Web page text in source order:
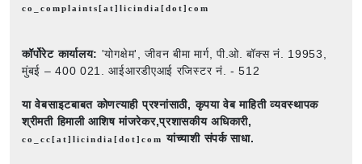
co_complaints[at]licindia[dot]com
कॉर्पोरेट कार्यालय: 'योगक्षेम', जीवन बीमा मार्ग, पी.ओ. बॉक्स नं. 19953,
मुंबई – 400 021. आईआरडीएआई रजिस्टर नं. - 512
या वेबसाइटबाबत कोणत्याही प्रश्नांसाठी, कृपया वेब माहिती व्यवस्थापक
श्रीमती हिमाली आशिष मांजरेकर,प्रशासकीय अधिकारी,
co_cc[at]licindia[dot]comयांच्याशी संपर्क साधा.